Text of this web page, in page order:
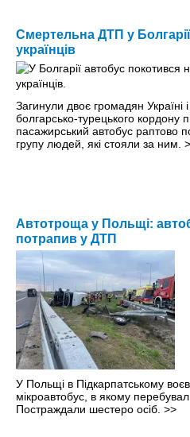
Смертельна ДТП у
українців
Загинули двоє громадян
болгарсько-турецького кордону
пасажирський автобус раптово
групу людей, які стояли за ним.
Автотроща у Польщі:
потрапив у ДТП
У Польщі в Підкарпатському
мікроавтобус, в якому
Постраждали шестеро осіб. >>